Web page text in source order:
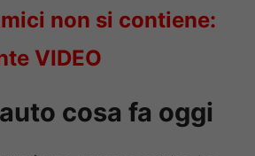
non si contiene:
VIDEO
cosa fa oggi